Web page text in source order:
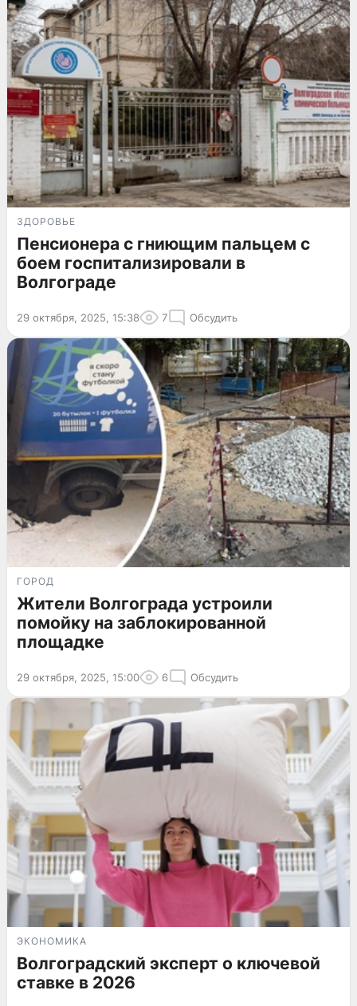
ЗДОРОВЬЕ
Пенсионера с гниющим пальцем с
боем госпитализировали в
Волгограде
29 октября, 2025, 15:38 7 Обсудить
ГОРОД
Жители Волгограда устроили
помойку на заблокированной
площадке
29 октября, 2025, 15:00 6 Обсудить
ЭКОНОМИКА
Волгоградский эксперт о ключевой
ставке в 2026